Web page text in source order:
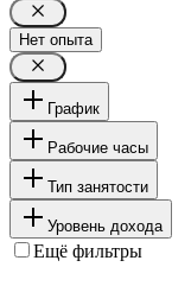
Нет опыта
График
Рабочие часы
Тип занятости
Уровень дохода
Ещё фильтры